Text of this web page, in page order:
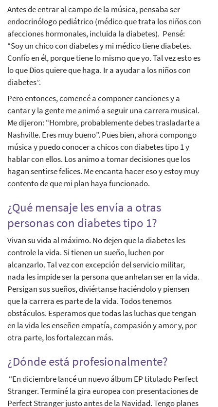
Antes de entrar al campo de la música, pensaba ser
endocrinólogo pediátrico (médico que trata los niños con
afecciones hormonales, incluida la diabetes). Pensé:
“Soy un chico con diabetes y mi médico tiene diabetes.
Confío en él, porque tiene lo mismo que yo. Tal vez esto es
lo que Dios quiere que haga. Ir a ayudar a los niños con
diabetes”.
Pero entonces, comencé a componer canciones y a
cantar y la gente me animó a seguir una carrera musical.
Me dijeron: “Hombre, probablemente debes trasladarte a
Nashville. Eres muy bueno”. Pues bien, ahora compongo
música y puedo conocer a chicos con diabetes tipo 1 y
hablar con ellos. Los animo a tomar decisiones que los
hagan sentirse felices. Me encanta hacer eso y estoy muy
contento de que mi plan haya funcionado.
¿Qué mensaje les envía a otras
personas con diabetes tipo 1?
Vivan su vida al máximo. No dejen que la diabetes les
controle la vida. Si tienen un sueño, luchen por
alcanzarlo. Tal vez con excepción del servicio militar,
nada les impide ser la persona que anhelan ser en la vida.
Persigan sus sueños, diviértanse haciéndolo y piensen
que la carrera es parte de la vida. Todos tenemos
obstáculos. Esperamos que todas las luchas que tengan
en la vida les enseñen empatía, compasión y amor y, por
otra parte, los fortalezcan más.
¿Dónde está profesionalmente?
“En diciembre lancé un nuevo álbum EP titulado Perfect
Stranger. Terminé la gira europea con presentaciones de
Perfect Stranger justo antes de la Navidad. Tengo planes